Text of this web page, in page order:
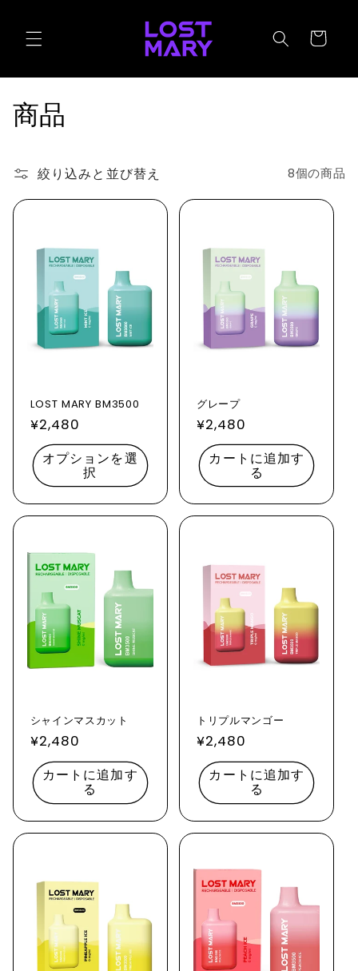
進む
ー
コ
ク
シ
ョ
ン
商品
絞り込みと並び替え 8個の商品
LOST MARY BM3500
通
常
価
格
¥2,480
オプションを選
択
グレープ
通
常
価
格
¥2,480
カートに追加す
る
シャインマスカット
通
常
価
格
¥2,480
カートに追加す
る
トリプルマンゴー
通
常
価
格
¥2,480
カートに追加す
る